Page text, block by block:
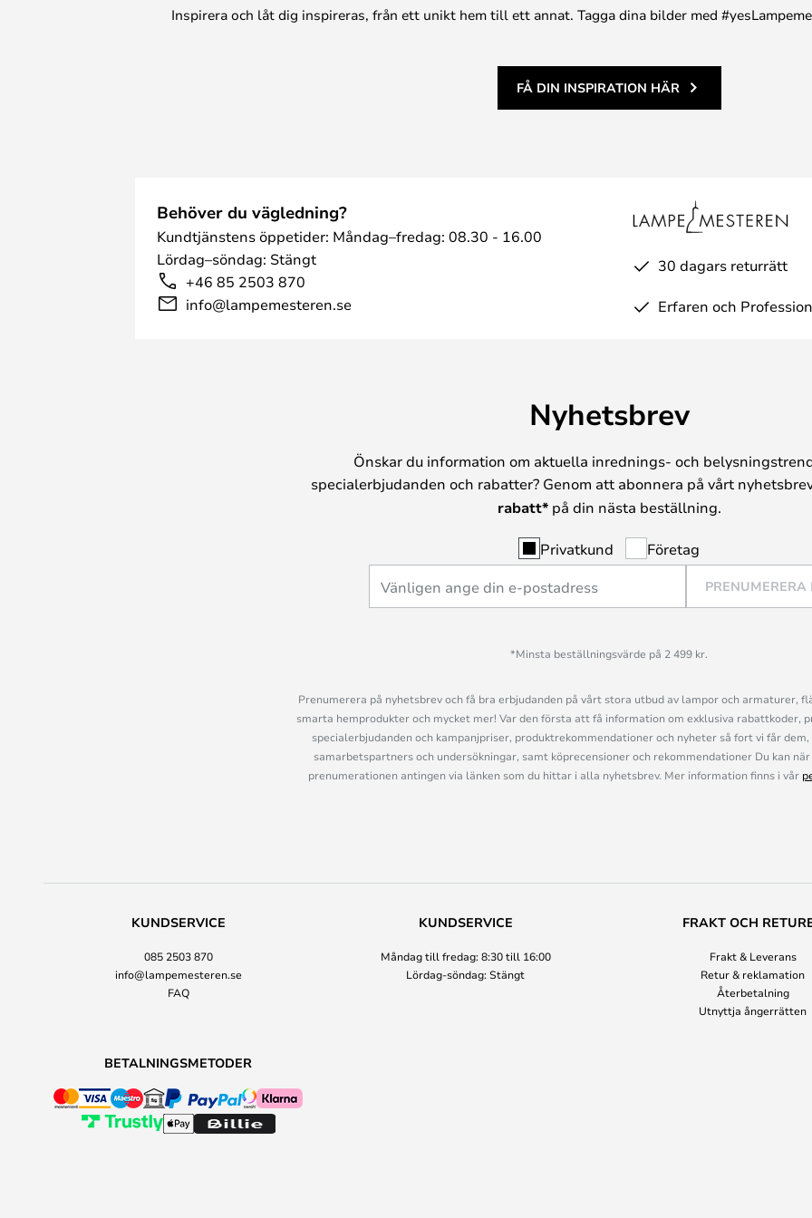
Inspirera och låt dig inspireras, från ett unikt hem till ett annat. Tagga dina bilder med
FÅ DIN INSPIRATION HÄR
Behöver du vägledning?
Kundtjänstens öppetider: Måndag–fredag: 08.30 - 16.00
Lördag–söndag: Stängt
+46 85 2503 870
info@lampemesteren.se
30 dagars returrätt
Erfaren och
Nyhetsbrev
Önskar du information om aktuella inrednings- och
specialerbjudanden och rabatter? Genom att abonnera på vårt
rabatt*på din nästa beställning.
Privatkund Företag
PRENUMERERA
*Minsta beställningsvärde på 2 499 kr.
Prenumerera på nyhetsbrev och få bra erbjudanden på vårt stora utbud av lampor och armaturer,
smarta hemprodukter och mycket mer! Var den första att få information om exklusiva rabattkoder,
specialerbjudanden och kampanjpriser, produktrekommendationer och nyheter så fort vi får
samarbetspartners och undersökningar, samt köprecensioner och rekommendationer Du kan
prenumerationen antingen via länken som du hittar i alla nyhetsbrev. Mer information finns i vår
KUNDSERVICE
085 2503 870
info@lampemesteren.se
FAQ
KUNDSERVICE
Måndag till fredag: 8:30 till 16:00
Lördag-söndag: Stängt
FRAKT OCH
Frakt & Leverans
Retur & reklamation
Återbetalning
Utnyttja ångerrätten
BETALNINGSMETODER